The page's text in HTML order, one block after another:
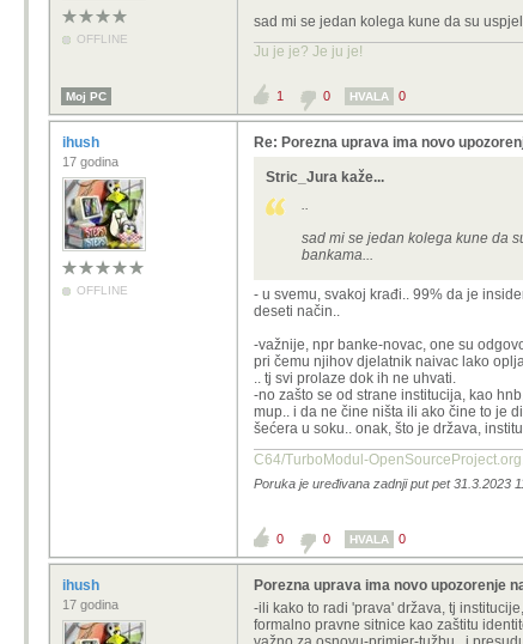
OFFLINE
sad mi se jedan kolega kune da su
Ju je je? Je ju je!
Moj PC 1 0 HVALA 0
ihush
17 godina
OFFLINE
Re: Porezna uprava ima novo
Stric_Jura kaže...
..
sad mi se jedan kolega kune da
bankama...
- u svemu, svakoj krađi.. 99% da je
deseti način..
-važnije, npr banke-novac, one su
pri čemu njihov djelatnik naivac lako
.. tj svi prolaze dok ih ne uhvati.
-no zašto se od strane institucija, kao
mup.. i da ne čine ništa ili ako čine to je
šećera u soku.. onak, što je država,
C64/TurboModul-
Poruka je uređivana zadnji put pet 31.3.2023
0 0 HVALA 0
ihush
17 godina
Porezna uprava ima novo upozorenje
-ili kako to radi 'prava' država, tj
formalno pravne sitnice kao zaštitu